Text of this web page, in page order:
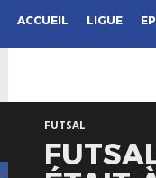
ACCUEIL LIGUE
FUTSAL